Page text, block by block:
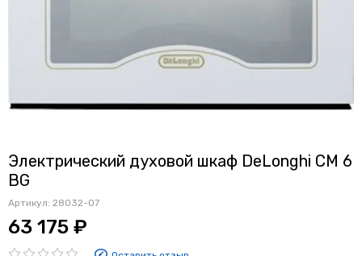
Электрический духовой шкаф DeLonghi CM 6
BG
Артикул: 28032-07
63 175 ₽